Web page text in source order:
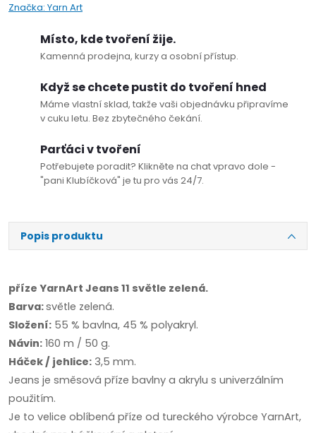
Značka: Yarn Art
Místo, kde tvoření žije.
Kamenná prodejna, kurzy a osobní přístup.
Když se chcete pustit do tvoření hned
Máme vlastní sklad, takže vaši objednávku připravíme
v cuku letu. Bez zbytečného čekání.
Parťáci v tvoření
Potřebujete poradit? Klikněte na chat vpravo dole -
"pani Klubíčková" je tu pro vás 24/7.
Popis produktu
příze YarnArt Jeans 11 světle zelená.
Barva:světle zelená.
Složení: 55 % bavlna, 45 % polyakryl.
Návin: 160 m / 50 g.
Háček / jehlice: 3,5 mm.
Jeans je směsová příze bavlny a akrylu s univerzálním
použitím.
Je to velice oblíbená příze od tureckého výrobce YarnArt,